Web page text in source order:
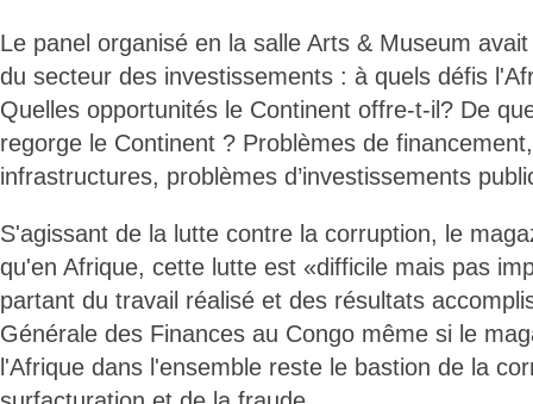
Le panel organisé en la salle Arts & Museum
du secteur des investissements : à quels défis
Quelles opportunités le Continent offre-t-il? De
regorge le Continent ? Problèmes de
infrastructures, problèmes d’investissements
S'agissant de la lutte contre la corruption, le
qu'en Afrique, cette lutte est «difficile mais pas
partant du travail réalisé et des résultats
Générale des Finances au Congo même si le
l'Afrique dans l'ensemble reste le bastion de la